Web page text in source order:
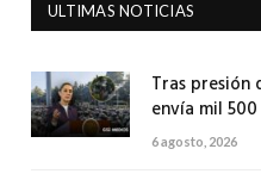
ULTIMAS NOTICIAS
Tras presión
envía mil
6 agosto, 2026